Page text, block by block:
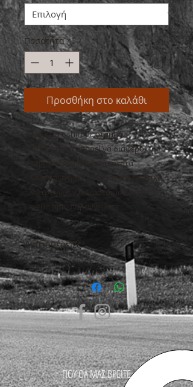
Ποσότητα *
Προσθήκη στο καλάθι
γυναικείο t-shirt με στάμπα
* Τα χρώματα μπορεί να διαφέρουν
ελαφρά στην πραγματικότητα
* Επικοινωνήστε μαζί μας τηλεφωνικά ή
ηλεκτρονικά για διαθεσιμότητα σε
μεγέθη πριν παραγγείλετε
Λεπτομέρειες
ΥΦΑΣΜΑ
σύνθεση: 100% βαμβακερό
βάρος: 150γρ (κανονικό)
ΕΦΑΡΜΟΓΗ
Fitted γραμμή, στενό μανίκι
ΠΕΡΙΠΟΙΗΣΗ
Πλύσιμο ανάποδα στους 30-40
βαθμούς
Σιδέρωμα όχι πάνω στο σχέδιο
ΠΟΥ ΘΑ ΜΑΣ ΒΡΕΙΤΕ